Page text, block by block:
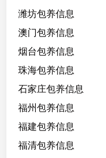
潍坊包养信息
澳门包养信息
烟台包养信息
珠海包养信息
石家庄包养信息
福州包养信息
福建包养信息
福清包养信息